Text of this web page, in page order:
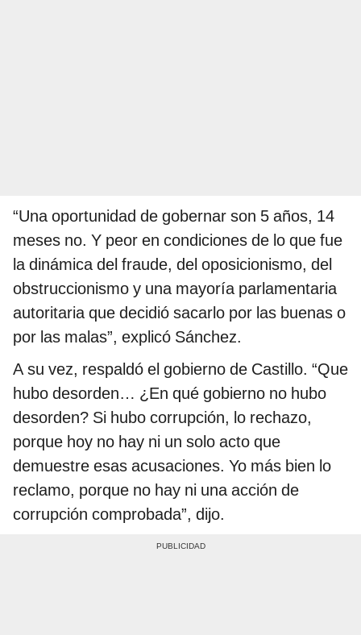
“Una oportunidad de gobernar son 5 años, 14
meses no. Y peor en condiciones de lo que fue
la dinámica del fraude, del oposicionismo, del
obstruccionismo y una mayoría parlamentaria
autoritaria que decidió sacarlo por las buenas o
por las malas”, explicó Sánchez.
A su vez, respaldó el gobierno de Castillo. “Que
hubo desorden… ¿En qué gobierno no hubo
desorden? Si hubo corrupción, lo rechazo,
porque hoy no hay ni un solo acto que
demuestre esas acusaciones. Yo más bien lo
reclamo, porque no hay ni una acción de
corrupción comprobada”, dijo.